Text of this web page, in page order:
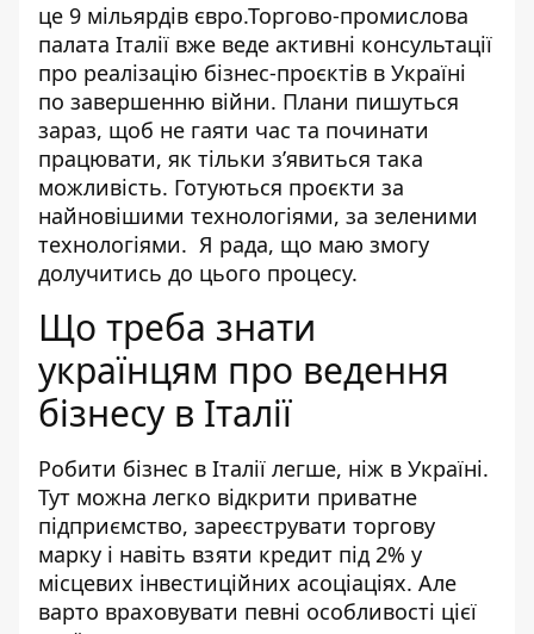
це 9 мільярдів євро.Торгово-промислова
палата Італії вже веде активні консультації
про реалізацію бізнес-проєктів в Україні
по завершенню війни. Плани пишуться
зараз, щоб не гаяти час та починати
працювати, як тільки з’явиться така
можливість. Готуються проєкти за
найновішими технологіями, за зеленими
технологіями. Я рада, що маю змогу
долучитись до цього процесу.
Що треба знати
українцям про ведення
бізнесу в Італії
Робити бізнес в Італії легше, ніж в Україні.
Тут можна легко відкрити приватне
підприємство, зареєструвати торгову
марку і навіть взяти кредит під 2% у
місцевих інвестиційних асоціаціях. Але
варто враховувати певні особливості цієї